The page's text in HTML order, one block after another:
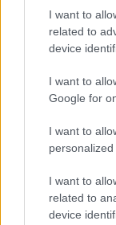
I want to
related to
device
I want to
Google for
I want to
personalized
I want to
related to
device